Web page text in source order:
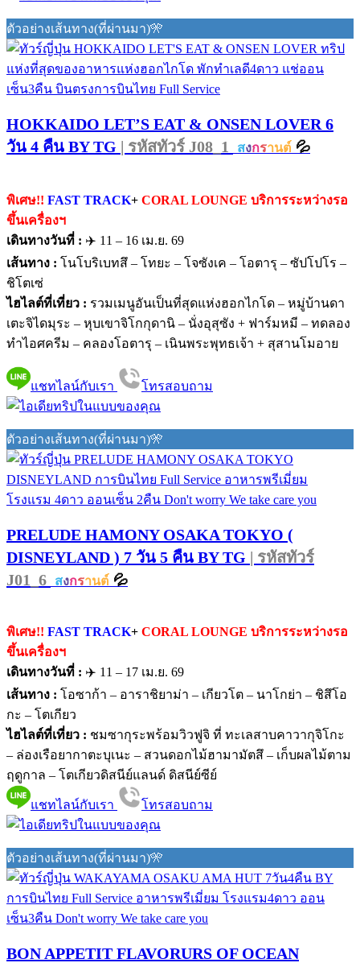
ตัวอย่างเส้นทาง(ที่ผ่านมา)🎌
HOKKAIDO LET’S EAT & ONSEN LOVER 6
วัน 4 คืน BY TG | รหัสทัวร์ J08_1 สงกรานต์ 💦
พิเศษ!! FAST TRACK+ CORAL LOUNGE บริการระหว่างรอ
ขึ้นเครื่องฯ
เดินทางวันที่ : ✈️ 11 – 16 เม.ย. 69
เส้นทาง : โนโบริเบทสึ – โทยะ – โจซังเค – โอตารุ – ซัปโปโร –
ชิโตเซ่
ไฮไลต์ที่เที่ยว : รวมเมนูอันเป็นที่สุดแห่งฮอกไกโด – หมู่บ้านดา
เตะจิไดมุระ – หุบเขาจิโกกุดานิ – นั่งอุสุซัง + ฟาร์มหมี – ทดลอง
ทำไอศครีม – คลองโอตารุ – เนินพระพุทธเจ้า + สุสานโมอาย
แชทไลน์กับเรา โทรสอบถาม
ตัวอย่างเส้นทาง(ที่ผ่านมา)🎌
PRELUDE HAMONY OSAKA TOKYO (
DISNEYLAND ) 7 วัน 5 คืน BY TG | รหัสทัวร์
J01_6
สงกรานต์ 💦
พิเศษ!! FAST TRACK+ CORAL LOUNGE บริการระหว่างรอ
ขึ้นเครื่องฯ
เดินทางวันที่ : ✈️ 11 – 17 เม.ย. 69
เส้นทาง : โอซาก้า – อาราชิยาม่า – เกียวโต – นาโกย่า – ชิสึโอ
กะ – โตเกียว
ไฮไลต์ที่เที่ยว : ชมซากุระพร้อมวิวฟูจิ ที่ ทะเลสาบคาวากุจิโกะ
– ล่องเรือยากาตะบุเนะ – สวนดอกไม้ฮามามัตสึ – เก็บผลไม้ตาม
ฤดูกาล – โตเกียวดิสนีย์แลนด์ ดิสนีย์ซีย์
แชทไลน์กับเรา โทรสอบถาม
ตัวอย่างเส้นทาง(ที่ผ่านมา)🎌
BON APPETIT FLAVORURS OF OCEAN